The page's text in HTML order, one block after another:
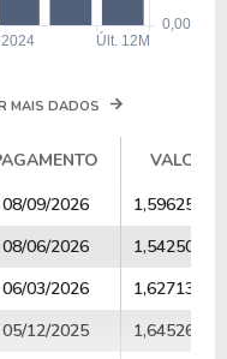
MAIS DADOS
VALOR
PAGAMENTO VALOR
08/09/2026
1,59625000
08/06/2026
1,54250000
06/03/2026
1,62713115
05/12/2025
1,64526786